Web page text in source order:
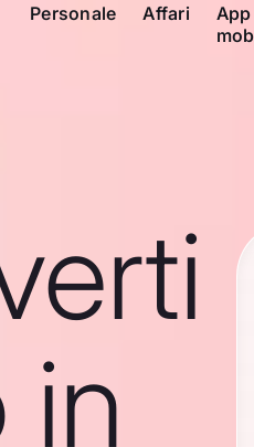
Personale Affari
App
in